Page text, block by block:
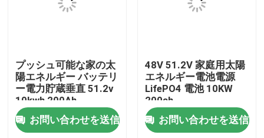
家
プロダクト
プッシュ可能な家の太
陽エネルギー バッテリ
ー電力貯蔵垂直 51.2v
10kwh 200Ah
お問い合わせを送信
48V 51.2V 家庭用太陽
エネルギー電池電源
LifePO4 電池 10KW
200ah
お問い合わせを送信